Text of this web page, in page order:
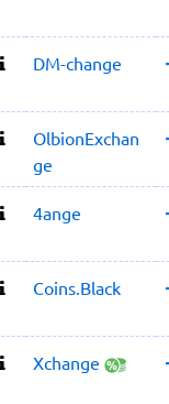
DM-change
OlbionExchan
ge
4ange
Coins.Black
Xchange